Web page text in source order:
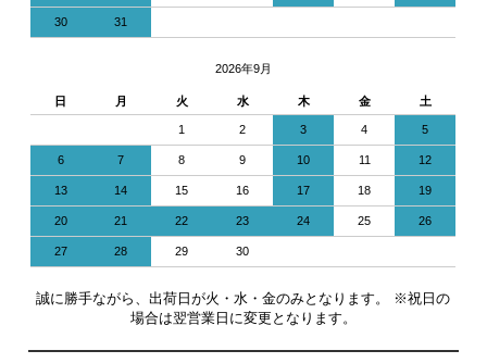
30 31
2026年9月
日 月 火 水 木 金 土
1 2 3 4 5
6 7 8 9 10 11 12
13 14 15 16 17 18 19
20 21 22 23 24 25 26
27 28 29 30
誠に勝手ながら、出荷日が火・水・金のみとなります。 ※祝日の
場合は翌営業日に変更となります。